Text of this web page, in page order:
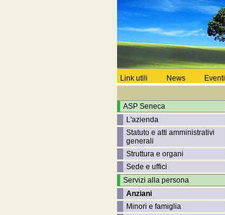
Link utili News Eventi
ASP Seneca
L'azienda
Statuto e atti amministrativi
generali
Struttura e organi
Sede e uffici
Servizi alla persona
Anziani
Minori e famiglia